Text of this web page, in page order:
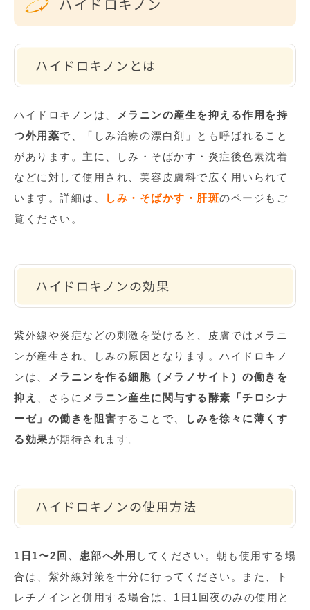
ハイドロキノンとは
ハイドロキノンは、
メラニンの産生を抑える作用を持
つ外用薬で、「しみ治療の漂白剤」とも呼ばれること
があります。主に、しみ・そばかす・炎症後色素沈着
などに対して使用され、美容皮膚科で広く用いられて
います。詳細は、
しみ・そばかす・肝斑のページもご
覧ください。
ハイドロキノンの効果
紫外線や炎症などの刺激を受けると、皮膚ではメラニ
ンが産生され、しみの原因となります。ハイドロキノ
ンは、
メラニンを作る細胞（メラノサイト）の働きを
抑え
、さらに メラニン産生に関与する酵素「チロシナ
ーゼ」の働きを阻害することで、
しみを徐々に薄くす
る効果が期待されます。
ハイドロキノンの使用方法
1日1〜2回、患部へ外用 してください。朝も使用する場
合は、紫外線対策を十分に行ってください。また、ト
レチノインと併用する場合は、 1 日 1 回夜のみの使用と